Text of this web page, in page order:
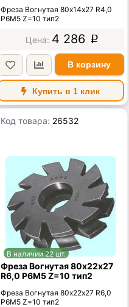
Фреза Вогнутая 80х14х27 R4,0
Р6М5 Z=10 тип2
4 286 p
В корзину
Купить в 1 клик
Код товара: 26532
В наличии 22 шт.
Фреза Вогнутая 80х22х27
R6,0 Р6М5 Z=10 тип2
Фреза Вогнутая 80х22х27 R6,0
Р6М5 Z=10 тип2